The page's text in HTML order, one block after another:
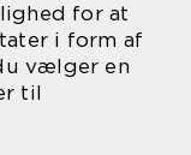
for at
i form af
vælger en
til